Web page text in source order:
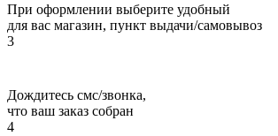
При оформлении выберите удобный
для вас магазин, пункт выдачи/самовывоз
3
Дождитесь смс/звонка,
что ваш заказ собран
4